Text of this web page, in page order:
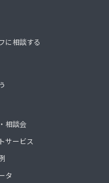
に相談する
相談会
サービス
タ